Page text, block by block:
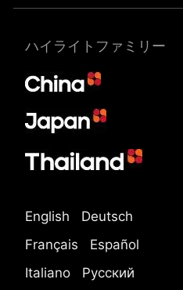
ハイライトファミリー
English
Deutsch
Français
Español
Italiano
Русский